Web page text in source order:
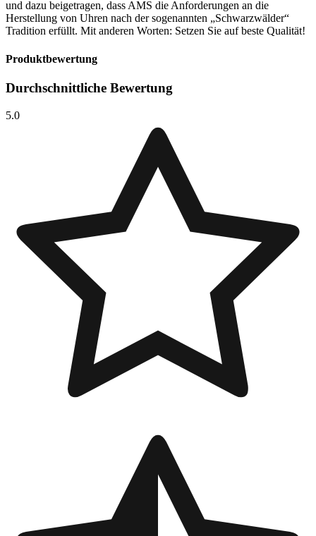
und dazu beigetragen, dass AMS die Anforderungen an die
Herstellung von Uhren nach der sogenannten „Schwarzwälder“
Tradition erfüllt. Mit anderen Worten: Setzen Sie auf beste Qualität!
Produktbewertung
Durchschnittliche Bewertung
5.0